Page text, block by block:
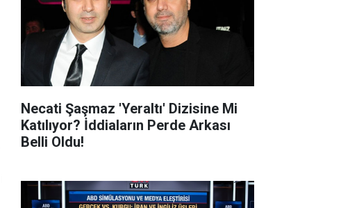
Necati Şaşmaz 'Yeraltı' Dizisine Mi
Katılıyor? İddiaların Perde Arkası
Belli Oldu!